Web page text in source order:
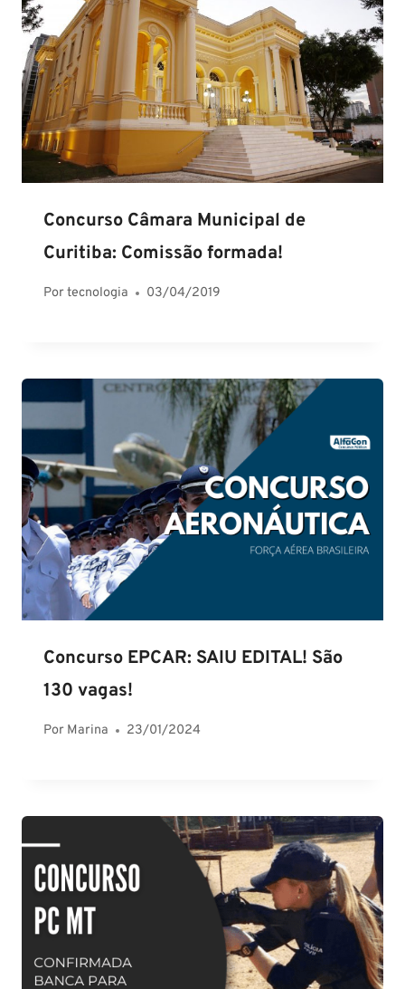
Concurso Câmara Municipal de
Curitiba: Comissão formada!
Portecnologia 03/04/2019
Concurso EPCAR: SAIU EDITAL! São
130 vagas!
Por Marina 23/01/2024